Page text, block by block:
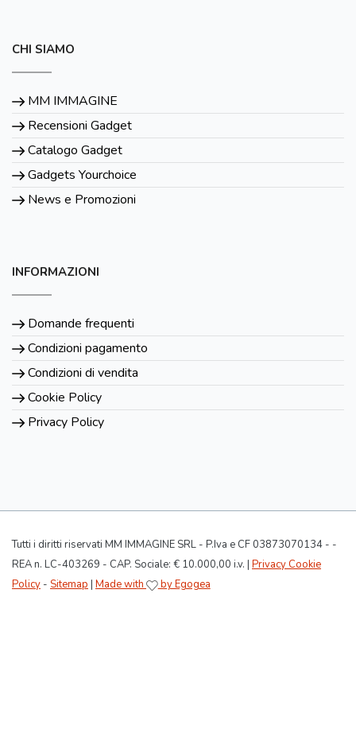
CHI SIAMO
MM IMMAGINE
Recensioni Gadget
Catalogo Gadget
Gadgets Yourchoice
News e Promozioni
INFORMAZIONI
Domande frequenti
Condizioni pagamento
Condizioni di vendita
Cookie Policy
Privacy Policy
Tutti i diritti riservati MM IMMAGINE SRL - P.Iva e CF 03873070134 - -
REA n. LC-403269 - CAP. Sociale: € 10.000,00 i.v. | Privacy Cookie
Policy - Sitemap Made with by Egogea